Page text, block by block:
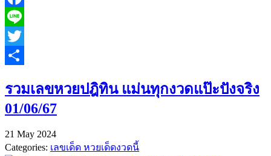
Facebook
Line
Twitter
รวมเลขหวยปฎิทิน แม่นทุกงวดแป๊ะปังจริง
01/06/67
21 May 2024
Categories: เลขเด็ด หวยเด็ดงวดนี้